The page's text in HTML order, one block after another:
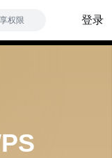
权限 登录